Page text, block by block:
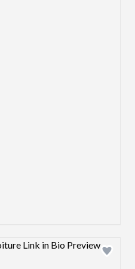
Design preview image